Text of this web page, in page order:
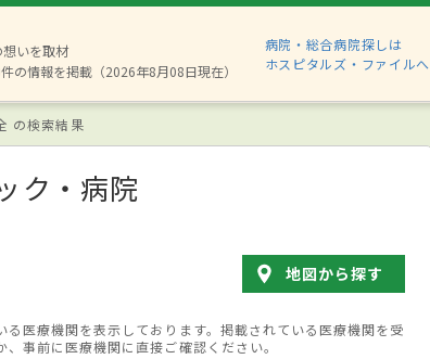
いを取材
の情報を掲載（2026年8月08日現在）
病院・総合病院探しは
ホスピタルズ・ファイルへ
の検索結果
ク・病院
地図から探す
医療機関を表示しております。掲載されている医療機関を受
事前に医療機関に直接ご確認ください。